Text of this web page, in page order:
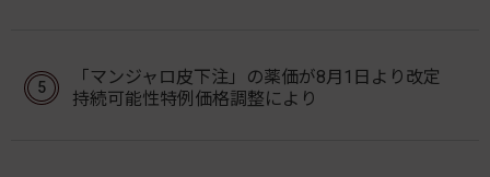
「マンジャロ皮下注」の薬価が8月1日より改定
持続可能性特例価格調整により